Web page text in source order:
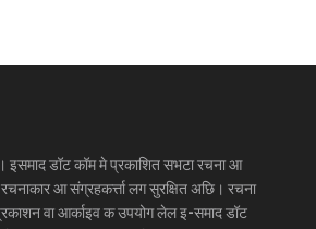
इसमाद डॉट कॉम मे प्रकाशित सभटा रचना आ
रचनाकार आ संग्रहकर्त्ता लग सुरक्षित अछि। रचना
वा आर्काइव क उपयोग लेल इ-समाद डॉट